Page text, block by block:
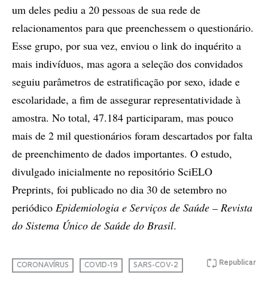
um deles pediu a 20 pessoas de sua rede de
relacionamentos para que preenchessem o questionário.
Esse grupo, por sua vez, enviou o link do inquérito a
mais indivíduos, mas agora a seleção dos convidados
seguiu parâmetros de estratificação por sexo, idade e
escolaridade, a fim de assegurar representatividade à
amostra. No total, 47.184 participaram, mas pouco
mais de 2 mil questionários foram descartados por falta
de preenchimento de dados importantes. O estudo,
divulgado inicialmente no repositório SciELO
Preprints, foi publicado no dia 30 de setembro no
periódico Epidemiologia e Serviços de Saúde – Revista
do Sistema Único de Saúde do Brasil.
Republicar
CORONAVÍRUS COVID-19 SARS-COV-2